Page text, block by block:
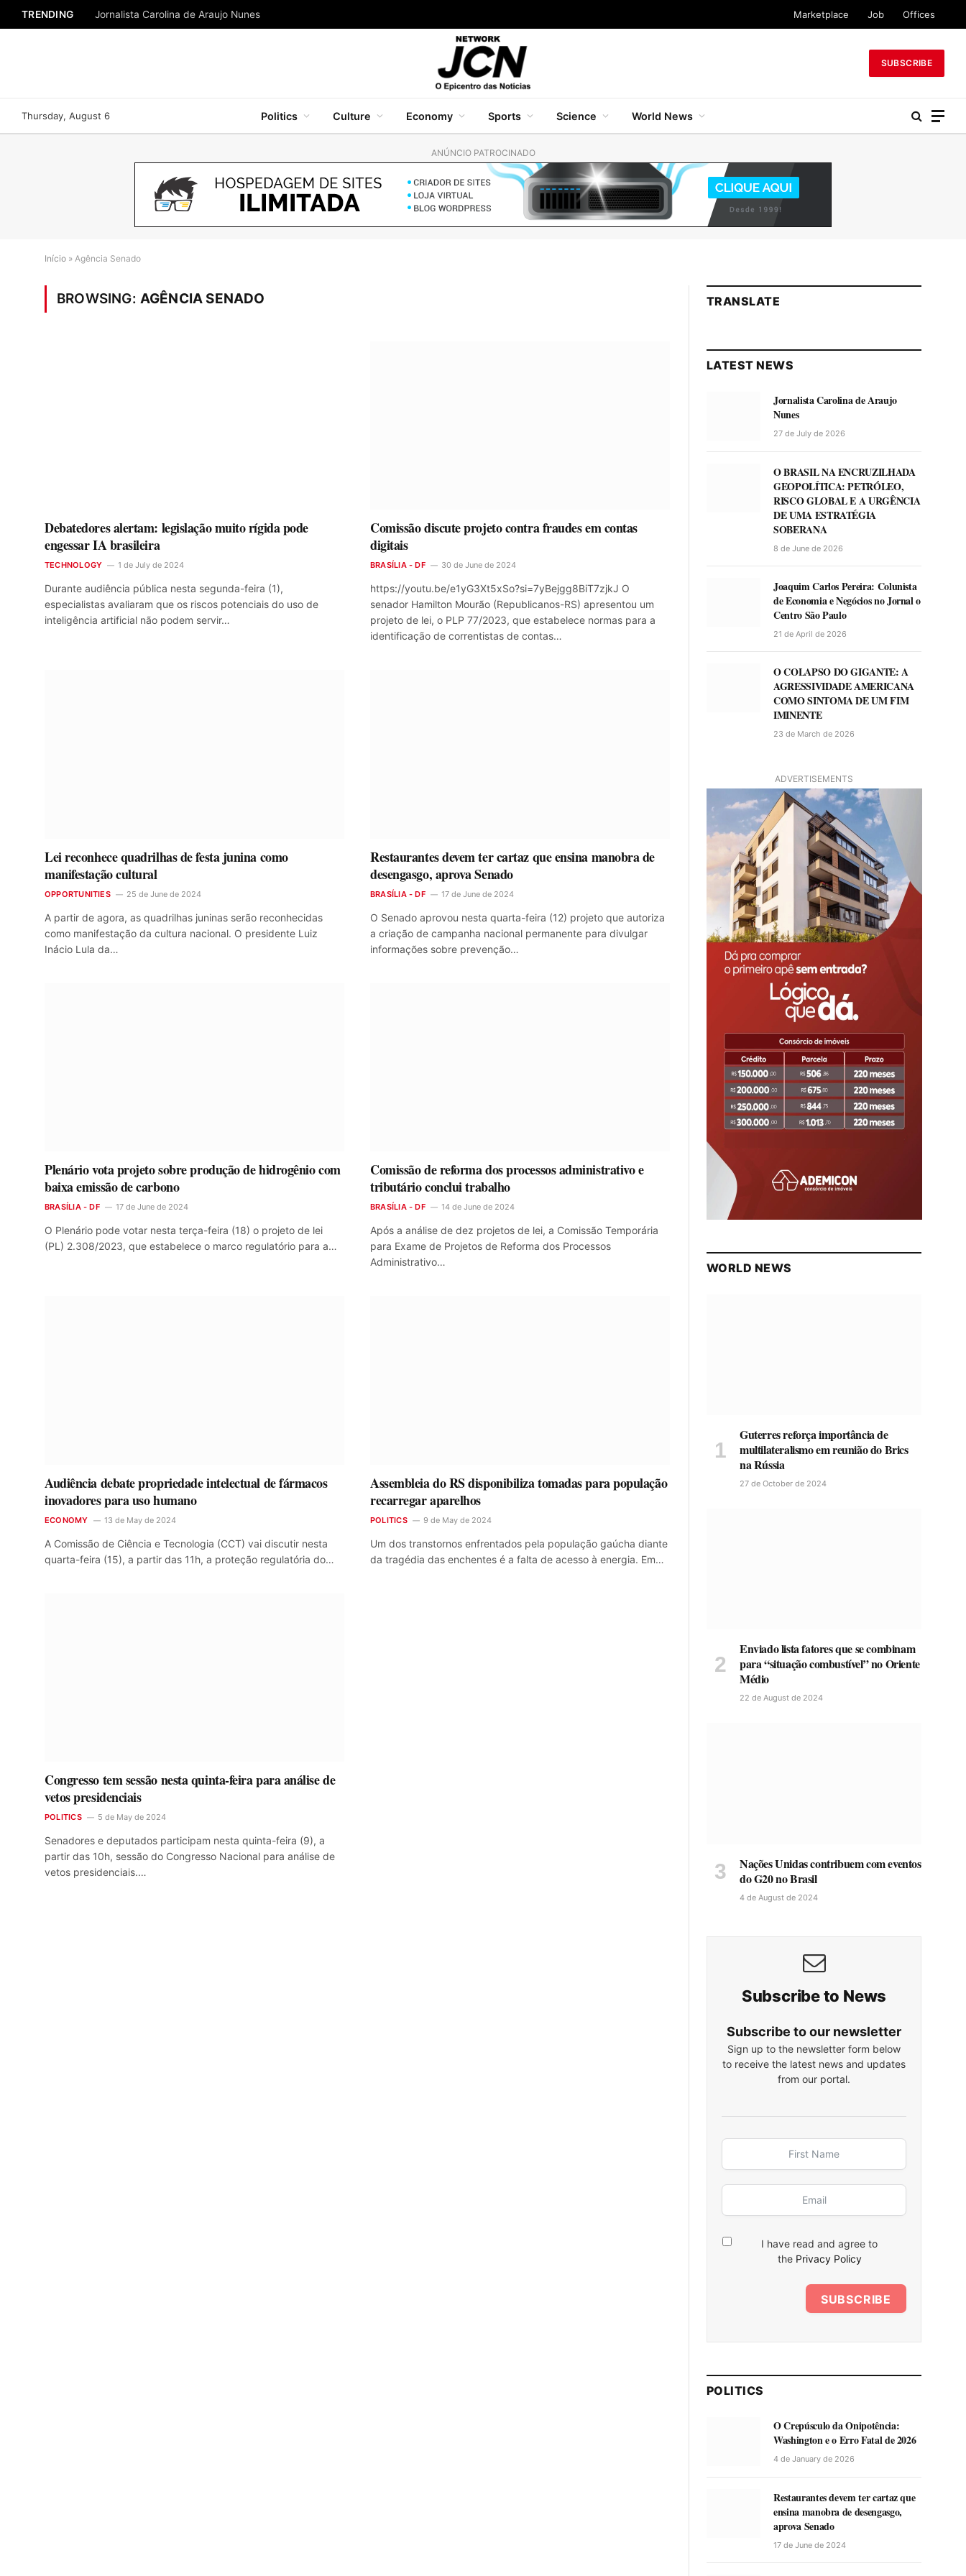
TRENDING Jornalista Carolina de Araujo Nunes Marketplace Job Offices
SUBSCRIBE
Thursday, August 6 Politics Culture Economy Sports Science World News
ANÚNCIO PATROCINADO
Início » Agência Senado
BROWSING: AGÊNCIA SENADO
Debatedores alertam: legislação muito rígida pode
engessar IA brasileira
TECHNOLOGY 1 de July de 2024
Durante audiência pública nesta segunda-feira (1),
especialistas avaliaram que os riscos potenciais do uso de
inteligência artificial não podem servir…
Comissão discute projeto contra fraudes em contas
digitais
BRASÍLIA - DF 30 de June de 2024
https://youtu.be/e1yG3Xt5xSo?si=7yBejgg8BiT7zjkJ O
senador Hamilton Mourão (Republicanos-RS) apresentou um
projeto de lei, o PLP 77/2023, que estabelece normas para a
identificação de correntistas de contas…
Lei reconhece quadrilhas de festa junina como
manifestação cultural
OPPORTUNITIES 25 de June de 2024
A partir de agora, as quadrilhas juninas serão reconhecidas
como manifestação da cultura nacional. O presidente Luiz
Inácio Lula da…
Restaurantes devem ter cartaz que ensina manobra de
desengasgo, aprova Senado
BRASÍLIA - DF 17 de June de 2024
O Senado aprovou nesta quarta-feira (12) projeto que autoriza
a criação de campanha nacional permanente para divulgar
informações sobre prevenção…
Plenário vota projeto sobre produção de hidrogênio com
baixa emissão de carbono
BRASÍLIA - DF 17 de June de 2024
O Plenário pode votar nesta terça-feira (18) o projeto de lei
(PL) 2.308/2023, que estabelece o marco regulatório para a…
Comissão de reforma dos processos administrativo e
tributário conclui trabalho
BRASÍLIA - DF 14 de June de 2024
Após a análise de dez projetos de lei, a Comissão Temporária
para Exame de Projetos de Reforma dos Processos
Administrativo…
Audiência debate propriedade intelectual de fármacos
inovadores para uso humano
ECONOMY 13 de May de 2024
A Comissão de Ciência e Tecnologia (CCT) vai discutir nesta
quarta-feira (15), a partir das 11h, a proteção regulatória do…
Assembleia do RS disponibiliza tomadas para população
recarregar aparelhos
POLITICS 9 de May de 2024
Um dos transtornos enfrentados pela população gaúcha diante
da tragédia das enchentes é a falta de acesso à energia. Em…
Congresso tem sessão nesta quinta-feira para análise de
vetos presidenciais
POLITICS 5 de May de 2024
Senadores e deputados participam nesta quinta-feira (9), a
partir das 10h, sessão do Congresso Nacional para análise de
vetos presidenciais.…
TRANSLATE
LATEST NEWS
Jornalista Carolina de Araujo
Nunes
27 de July de 2026
O BRASIL NA ENCRUZILHADA
GEOPOLÍTICA: PETRÓLEO,
RISCO GLOBAL E A URGÊNCIA
DE UMA ESTRATÉGIA
SOBERANA
8 de June de 2026
Joaquim Carlos Pereira: Colunista
de Economia e Negócios no Jornal o
Centro São Paulo
21 de April de 2026
O COLAPSO DO GIGANTE: A
AGRESSIVIDADE AMERICANA
COMO SINTOMA DE UM FIM
IMINENTE
23 de March de 2026
ADVERTISEMENTS
WORLD NEWS
Guterres reforça importância de
multilateralismo em reunião do Brics
na Rússia
27 de October de 2024
Enviado lista fatores que se combinam
para “situação combustível” no Oriente
Médio
22 de August de 2024
Nações Unidas contribuem com eventos
do G20 no Brasil
4 de August de 2024
Subscribe to News
Subscribe to our newsletter
Sign up to the newsletter form below
to receive the latest news and updates
from our portal.
I have read and agree to
the Privacy Policy
SUBSCRIBE
POLITICS
O Crepúsculo da Onipotência:
Washington e o Erro Fatal de 2026
4 de January de 2026
Restaurantes devem ter cartaz que
ensina manobra de desengasgo,
aprova Senado
17 de June de 2024